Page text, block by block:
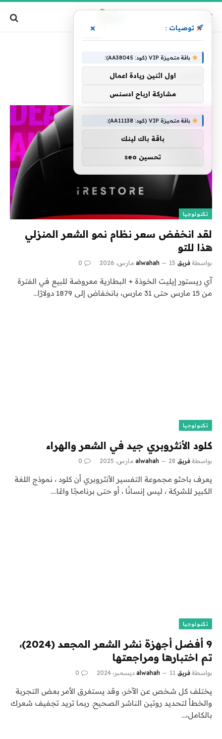
تكنولوجيا
لقد انخفض سعر نظام نمو الشعر المنزلي
هذا للتو
بواسطة فريق alwahah 15 مارس، 2026 0
آي ريستور إيليت الخوذة + البطارية معروضة للبيع في الفترة
من 15 مارس حتى 31 مارس، بانخفاض إلى 1879 دولارًا…
تكنولوجيا
كلود الأنثروبري جيد في الشعر والهراء
بواسطة فريق alwahah 28 مارس، 2025 0
يعرف باحثو مجموعة التفسير الأنثروبري أن كلود ، نموذج اللغة
الكبير للشركة ، ليس إنسانًا ، أو حتى برنامجًا واعًا.…
تكنولوجيا
9 أفضل أجهزة نشر الشعر المجعد (2024)،
تم اختبارها ومراجعتها
بواسطة فريق alwahah 11 ديسمبر، 2024 0
يختلف كل شخص عن الآخر، وقد يستغرق الأمر بعض التجربة
والخطأ لتحديد روتين الناشر الصحيح. ربما تريد تجفيف شعرك
بالكامل،…
توصيات : ×
باقة متميزة VIP (كود: AA38045):
اول اثنين ريادة اعمال
مشاركة ارباح ادسنس
باقة متميزة VIP (كود: AA11138):
باقة باك لينك
تحسين seo